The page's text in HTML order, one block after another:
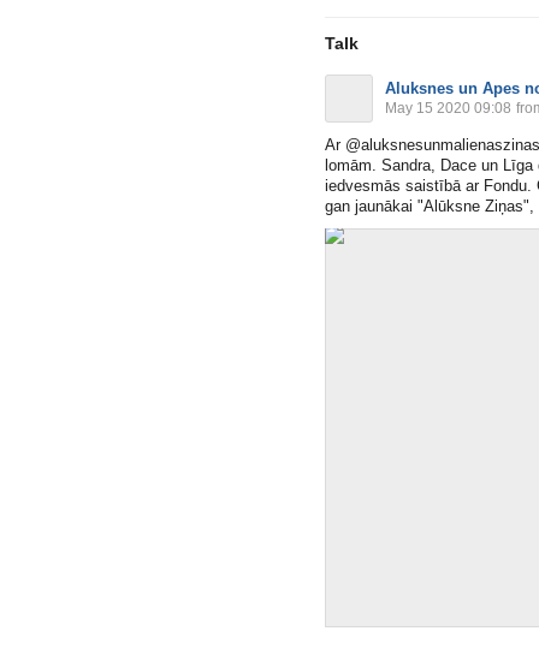
Talk
Aluksnes un Apes
May 15 2020 09:08
Ar
lomām. Sandra, Dace un
iedvesmās saistībā ar
gan jaunākai "Alūksne